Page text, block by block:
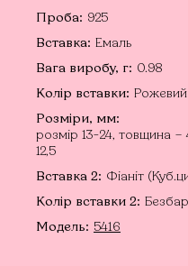
Проба: 925
Вставка: Емаль
Вага виробу, г: 0.98
Колір вставки: Рожевий
Розміри, мм:
розмір 13-24, товщина
12,5
Вставка 2: Фіаніт
Колір вставки 2:
Модель: 5416